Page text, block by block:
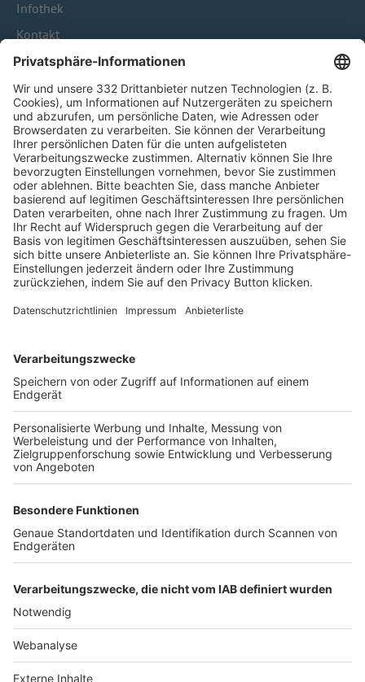
Infothek
Kontakt
HÄUFIG BESUCHTE SEITEN
Pässe und Vereinswechsel
Trainerausbildung
Schulungsangebot Vereinsmitarbeiter
BFV-Geschäftsstellen
Trainerbörse
Login SpielPlus
FOLGE DEM BFV
TOP-VEREINE
TOP-PARTNER
Nutzungsbedingungen Datenschutz Impressum